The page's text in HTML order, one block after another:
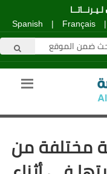
لـيـرنــاتــا
|
Français
|
Spanish
مختلفة من